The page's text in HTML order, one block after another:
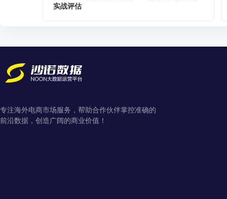
实战评估
专注海外电商市场服务，帮助合作伙伴掌控准确的
前沿数据，创造广阔的商业价值！